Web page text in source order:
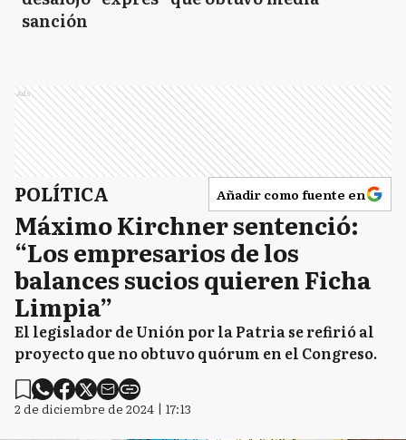
sanción
Ads
POLÍTICA Añadir como fuente en
Máximo Kirchner sentenció:
“Los empresarios de los
balances sucios quieren Ficha
Limpia”
El legislador de Unión por la Patria se refirió al
proyecto que no obtuvo quórum en el Congreso.
2 de diciembre de 2024 | 17:13